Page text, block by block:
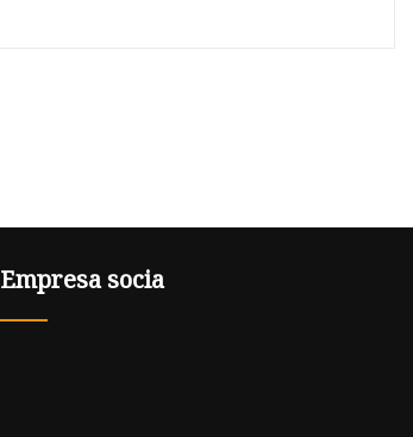
Empresa socia